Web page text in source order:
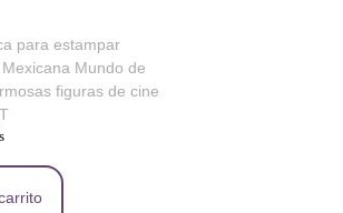
para estampar
Mundo de
figuras de cine
metálica - Mundo de Uñas